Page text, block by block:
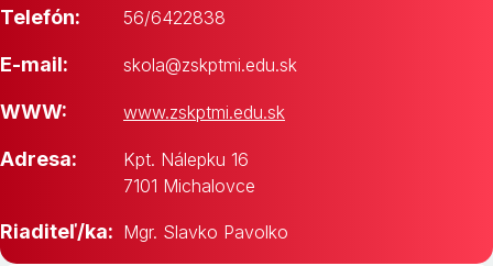
Telefón: 56/6422838
E-mail: skola@zskptmi.edu.sk
WWW: www.zskptmi.edu.sk
Adresa:
Kpt. Nálepku 16
7101 Michalovce
Riaditeľ/ka: Mgr. Slavko Pavolko